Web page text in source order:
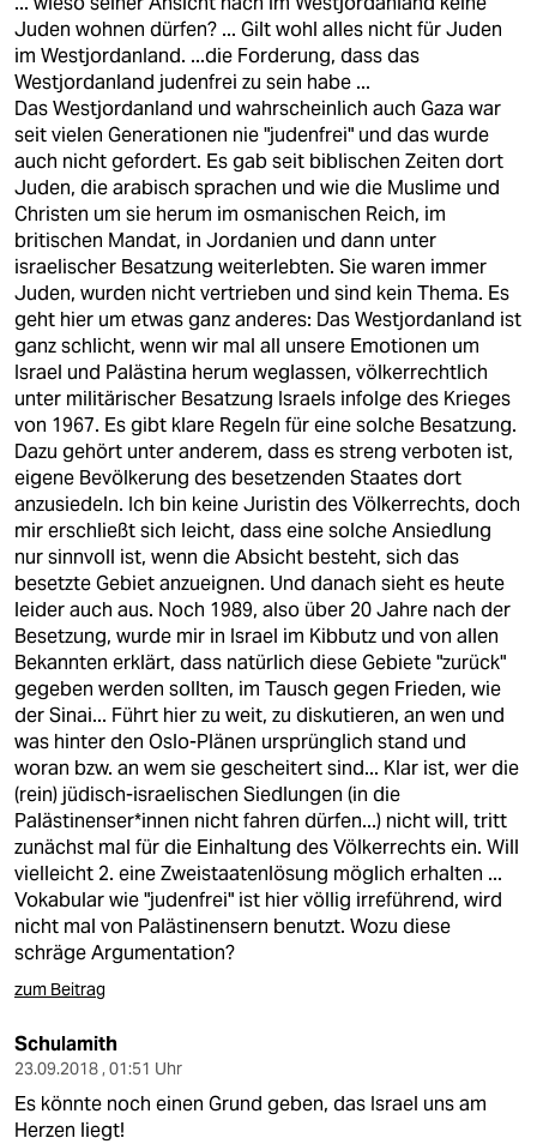
Juden wohnen dürfen? ... Gilt wohl alles nicht für Juden
im Westjordanland. ...die Forderung, dass das
Westjordanland judenfrei zu sein habe ...
Das Westjordanland und wahrscheinlich auch Gaza war
seit vielen Generationen nie "judenfrei" und das wurde
auch nicht gefordert. Es gab seit biblischen Zeiten dort
Juden, die arabisch sprachen und wie die Muslime und
Christen um sie herum im osmanischen Reich, im
britischen Mandat, in Jordanien und dann unter
israelischer Besatzung weiterlebten. Sie waren immer
Juden, wurden nicht vertrieben und sind kein Thema. Es
geht hier um etwas ganz anderes: Das Westjordanland ist
ganz schlicht, wenn wir mal all unsere Emotionen um
Israel und Palästina herum weglassen, völkerrechtlich
unter militärischer Besatzung Israels infolge des Krieges
von 1967. Es gibt klare Regeln für eine solche Besatzung.
Dazu gehört unter anderem, dass es streng verboten ist,
eigene Bevölkerung des besetzenden Staates dort
anzusiedeln. Ich bin keine Juristin des Völkerrechts, doch
mir erschließt sich leicht, dass eine solche Ansiedlung
nur sinnvoll ist, wenn die Absicht besteht, sich das
besetzte Gebiet anzueignen. Und danach sieht es heute
leider auch aus. Noch 1989, also über 20 Jahre nach der
Besetzung, wurde mir in Israel im Kibbutz und von allen
Bekannten erklärt, dass natürlich diese Gebiete "zurück"
gegeben werden sollten, im Tausch gegen Frieden, wie
der Sinai... Führt hier zu weit, zu diskutieren, an wen und
was hinter den Oslo-Plänen ursprünglich stand und
woran bzw. an wem sie gescheitert sind... Klar ist, wer die
(rein) jüdisch-israelischen Siedlungen (in die
Palästinenser*innen nicht fahren dürfen...) nicht will, tritt
zunächst mal für die Einhaltung des Völkerrechts ein. Will
vielleicht 2. eine Zweistaatenlösung möglich erhalten ...
Vokabular wie "judenfrei" ist hier völlig irreführend, wird
nicht mal von Palästinensern benutzt. Wozu diese
schräge Argumentation?
zum Beitrag
Schulamith
23.09.2018 , 01:51 Uhr
Es könnte noch einen Grund geben, das Israel uns am
Herzen liegt!